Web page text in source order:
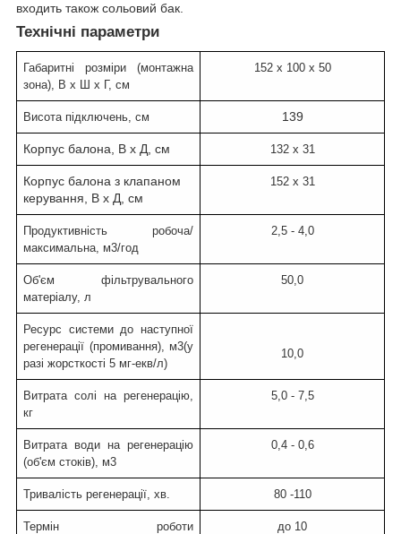
входить також сольовий бак.
Технічні параметри
Габаритні розміри (монтажна
зона), В х Ш х Г, см
152 х 100 х 50
Висота підключень, см 139
Корпус балона, В х Д , см 132 х 31
Корпус балона з клапаном
керування, В х Д, см
152 х 31
Продуктивність робоча/
максимальна, м3/год
2,5 - 4,0
Об'єм фільтрувального
матеріалу, л
50,0
Ресурс системи до наступної
регенерації (промивання), м3(у
разі жорсткості 5 мг-екв/л)
10,0
Витрата солі на регенерацію,
кг
5,0 - 7,5
Витрата води на регенерацію
(об'єм стоків), м3
0,4 - 0,6
Тривалість регенерації, хв. 80 -110
Термін роботи
до 10